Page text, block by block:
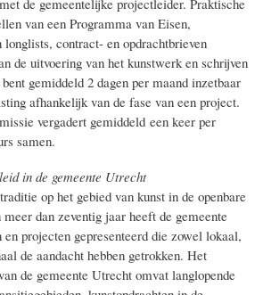
de gemeentelijke projectleider. Praktische
van een Programma van Eisen,
longlists, contract- en opdrachtbrieven
de uitvoering van het kunstwerk en schrijven
gemiddeld 2 dagen per maand inzetbaar
afhankelijk van de fase van een project.
vergadert gemiddeld een keer per
samen.
in de gemeente Utrecht
op het gebied van kunst in de openbare
dan zeventig jaar heeft de gemeente
projecten gepresenteerd die zowel lokaal,
de aandacht hebben getrokken. Het
de gemeente Utrecht omvat langlopende